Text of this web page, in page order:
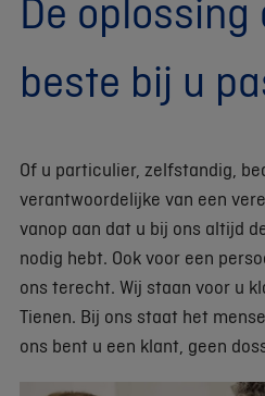
De
beste bij u
Of u particulier, zelfstandig,
verantwoordelijke van een
vanop aan dat u bij ons altijd
nodig hebt. Ook voor een
ons terecht. Wij staan voor u
Tienen. Bij ons staat het
ons bent u een klant, geen